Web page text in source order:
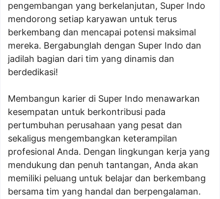
pengembangan yang berkelanjutan, Super Indo
mendorong setiap karyawan untuk terus
berkembang dan mencapai potensi maksimal
mereka. Bergabunglah dengan Super Indo dan
jadilah bagian dari tim yang dinamis dan
berdedikasi!
Membangun karier di Super Indo menawarkan
kesempatan untuk berkontribusi pada
pertumbuhan perusahaan yang pesat dan
sekaligus mengembangkan keterampilan
profesional Anda. Dengan lingkungan kerja yang
mendukung dan penuh tantangan, Anda akan
memiliki peluang untuk belajar dan berkembang
bersama tim yang handal dan berpengalaman.